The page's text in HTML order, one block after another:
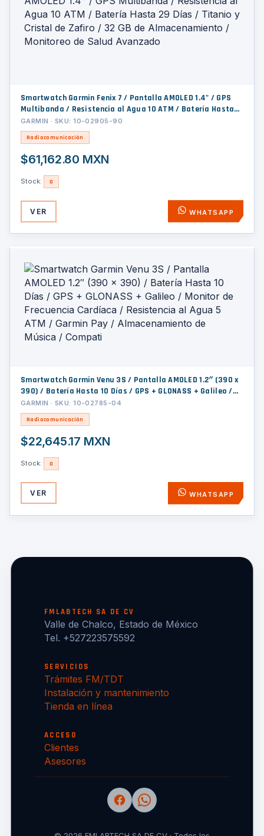
Smartwatch Garmin Fenix 7 / Pantalla AMOLED 1.4" / GPS
Multibanda / Resistencia al Agua 10 ATM / Batería Hasta
29 Días / Titanio y Cristal de Zafiro / 32 GB de
Almacenamiento / Monitoreo de Salud Avanzado
GARMIN · SKU: 10-02905-90
Radiocomunicación
$61,162.80 MXN
Stock: 0
VER WHATSAPP
Smartwatch Garmin Venu 3S / Pantalla AMOLED 1.2″ (390 x
390) / Batería Hasta 10 Días / GPS + GLONASS + Galileo /
Monitor de Frecuencia Cardíaca / Resistencia al Agua 5
ATM / Garmin Pay / Almacenamiento de Música / Compati
GARMIN · SKU: 10-02785-04
Radiocomunicación
$22,645.17 MXN
Stock: 0
VER WHATSAPP
FMLABTECH SA DE CV
Valle de Chalco, Estado de México
Tel. +527223575592
SERVICIOS
Trámites FM/TDT
Instalación y mantenimiento
Tienda en línea
ACCESO
Clientes
Asesores